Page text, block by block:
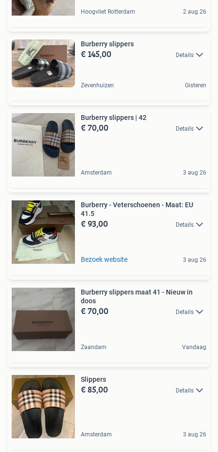
Hoogvliet Rotterdam 2 aug 26
Burberry slippers
€ 145,00 Details
Zevenhuizen Gisteren
Burberry slippers | 42
€ 70,00 Details
Amsterdam 3 aug 26
Burberry - Veterschoenen - Maat: EU
41.5
€ 93,00 Details
Bezoek website 3 aug 26
Burberry slippers maat 41 - Nieuw in
doos
€ 70,00 Details
Zaandam Vandaag
Slippers
€ 85,00 Details
Amsterdam 3 aug 26